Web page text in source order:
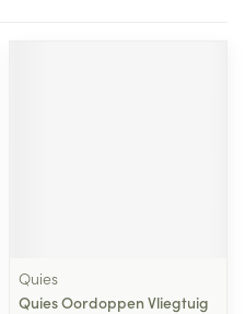
Quies
Quies Oordoppen Vliegtuig